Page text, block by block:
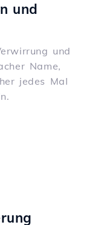
und
und
Name,
jedes Mal